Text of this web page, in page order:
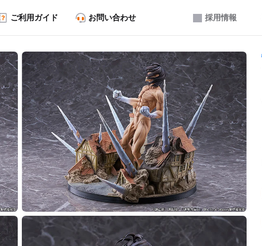
採用情報
ご利用ガイド お問い合わせ